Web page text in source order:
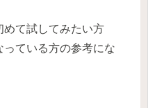
めて試してみたい方
ている方の参考にな